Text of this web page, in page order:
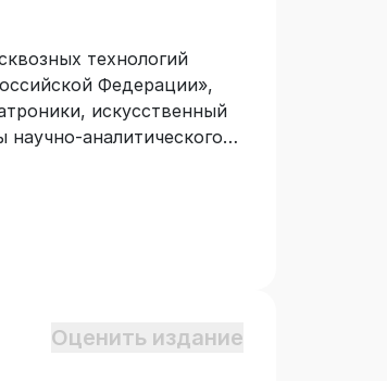
технологий
Федерации»,
искусственный
научно-аналитического
авиационных
беспилотного
беспилотных
соответствующих
Оценить издание